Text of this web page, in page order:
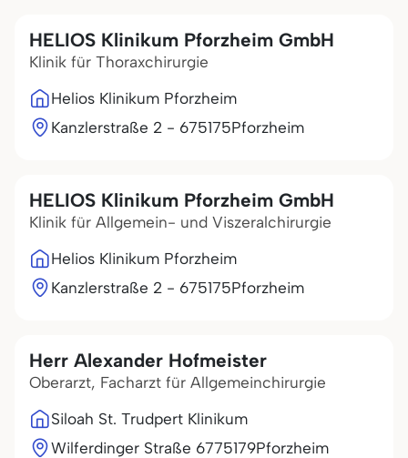
HELIOS Klinikum Pforzheim GmbH
Klinik für Thoraxchirurgie
Helios Klinikum Pforzheim
Kanzlerstraße 2 - 675175Pforzheim
HELIOS Klinikum Pforzheim GmbH
Klinik für Allgemein- und Viszeralchirurgie
Helios Klinikum Pforzheim
Kanzlerstraße 2 - 675175Pforzheim
Herr Alexander Hofmeister
Oberarzt, Facharzt für Allgemeinchirurgie
Siloah St. Trudpert Klinikum
Wilferdinger Straße 6775179Pforzheim